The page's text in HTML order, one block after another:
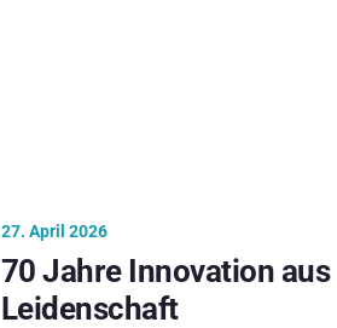
27. April 2026
70 Jahre Innovation aus
Leidenschaft